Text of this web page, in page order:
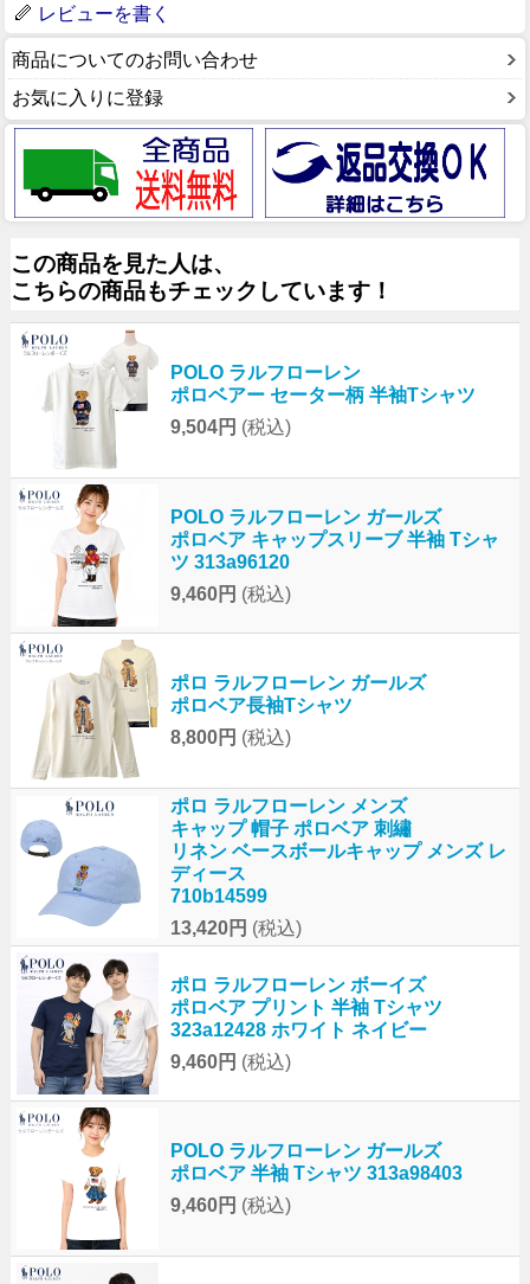
レビューを書く
商品についてのお問い合わせ
お気に入りに登録
この商品を見た人は、
こちらの商品もチェックしています！
POLO ラルフローレン
ポロベアー セーター柄 半袖Tシャツ
9,504円 (税込)
POLO ラルフローレン ガールズ
ポロベア キャップスリーブ 半袖 Tシャ
ツ 313a96120
9,460円 (税込)
ポロ ラルフローレン ガールズ
ポロベア長袖Tシャツ
8,800円 (税込)
ポロ ラルフローレン メンズ
キャップ 帽子 ポロベア 刺繡
リネン ベースボールキャップ メンズ レ
ディース
710b14599
13,420円 (税込)
ポロ ラルフローレン ボーイズ
ポロベア プリント 半袖 Tシャツ
323a12428 ホワイト ネイビー
9,460円 (税込)
POLO ラルフローレン ガールズ
ポロベア 半袖 Tシャツ 313a98403
9,460円 (税込)